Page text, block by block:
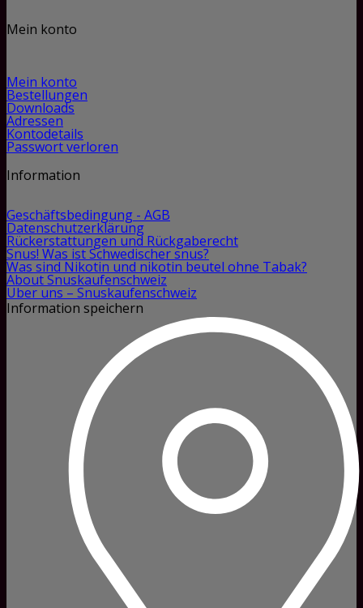
Mein konto
Mein konto
Bestellungen
Downloads
Adressen
Kontodetails
Passwort verloren
Information
Geschäftsbedingung - AGB
Datenschutzerklärung
Rückerstattungen und Rückgaberecht
Snus! Was ist Schwedischer snus?
Was sind Nikotin und nikotin beutel ohne Tabak?
About Snuskaufenschweiz
Über uns – Snuskaufenschweiz
Information speichern